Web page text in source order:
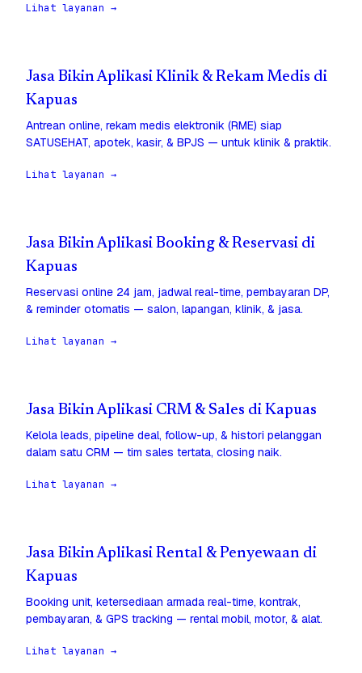
Lihat layanan →
Jasa Bikin Aplikasi Klinik & Rekam Medis di
Kapuas
Antrean online, rekam medis elektronik (RME) siap
SATUSEHAT, apotek, kasir, & BPJS — untuk klinik & praktik.
Lihat layanan →
Jasa Bikin Aplikasi Booking & Reservasi di
Kapuas
Reservasi online 24 jam, jadwal real-time, pembayaran DP,
& reminder otomatis — salon, lapangan, klinik, & jasa.
Lihat layanan →
Jasa Bikin Aplikasi CRM & Sales di Kapuas
Kelola leads, pipeline deal, follow-up, & histori pelanggan
dalam satu CRM — tim sales tertata, closing naik.
Lihat layanan →
Jasa Bikin Aplikasi Rental & Penyewaan di
Kapuas
Booking unit, ketersediaan armada real-time, kontrak,
pembayaran, & GPS tracking — rental mobil, motor, & alat.
Lihat layanan →